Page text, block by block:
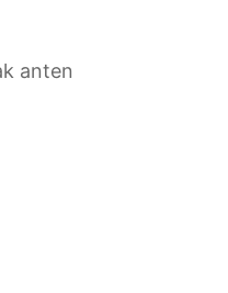
anten